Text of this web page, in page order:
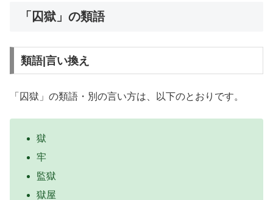
「囚獄」の類語
類語|言い換え
「囚獄」の類語・別の言い方は、以下のとおりです。
獄
牢
監獄
獄屋